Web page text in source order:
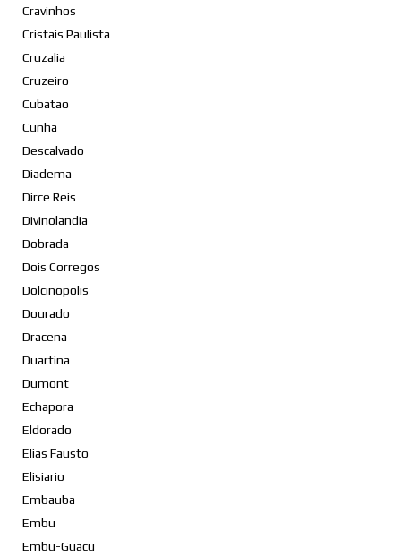
Cravinhos
Cristais Paulista
Cruzalia
Cruzeiro
Cubatao
Cunha
Descalvado
Diadema
Dirce Reis
Divinolandia
Dobrada
Dois Corregos
Dolcinopolis
Dourado
Dracena
Duartina
Dumont
Echapora
Eldorado
Elias Fausto
Elisiario
Embauba
Embu
Embu-Guacu